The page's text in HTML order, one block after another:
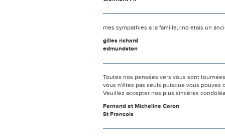
mes sympathies a la famille,rino etais un
gilles richard
edmundston
Toutes nos pensées vers vous sont
vous n'êtes pas seuls puisque vous pouvez
Veuillez accepter nos plus sincères
Fernand et Micheline Caron
St Francois